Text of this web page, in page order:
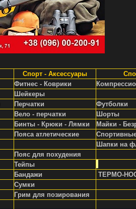
Спорт - Аксессуары
Фитнес - Коврики
Шейкеры
Перчатки
Футболки
Вело - перчатки
Шорты
Бинты - Крюки - Лямки
Майки -
Пояса атлетические
Шапки на
Пояс для похудения
Тейпы
Бандажи
ТЕРМО-
Сумки
Грим для позирования